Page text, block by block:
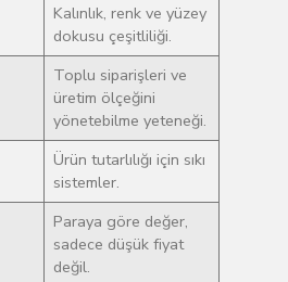
Kalınlık, renk ve yüzey
dokusu çeşitliliği.
Toplu siparişleri ve
üretim ölçeğini
yönetebilme yeteneği.
Ürün tutarlılığı için sıkı
sistemler.
Paraya göre değer,
sadece düşük fiyat
değil.